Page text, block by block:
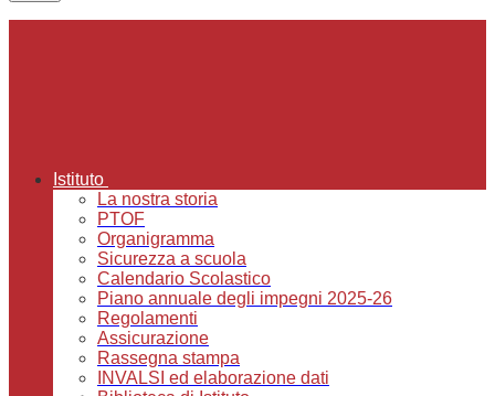
Istituto
La nostra storia
PTOF
Organigramma
Sicurezza a scuola
Calendario Scolastico
Piano annuale degli impegni 2025-26
Regolamenti
Assicurazione
Rassegna stampa
INVALSI ed elaborazione dati